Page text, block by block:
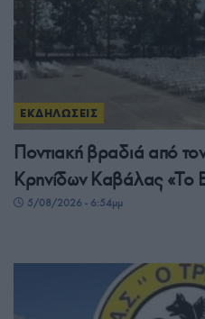
ΕΚΔΗΛΩΣΕΙΣ
Ποντιακή βραδιά από
Κρηνίδων Καβάλας «Το
5/08/2026 - 6:54μμ